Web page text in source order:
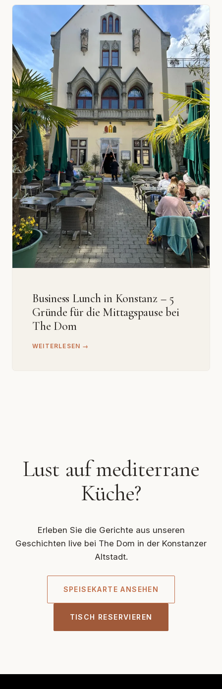
Business Lunch in Konstanz – 5
Gründe für die Mittagspause bei
The Dom
WEITERLESEN →
Lust auf mediterrane
Küche?
Erleben Sie die Gerichte aus unseren
Geschichten live bei The Dom in der Konstanzer
Altstadt.
SPEISEKARTE ANSEHEN
TISCH RESERVIEREN